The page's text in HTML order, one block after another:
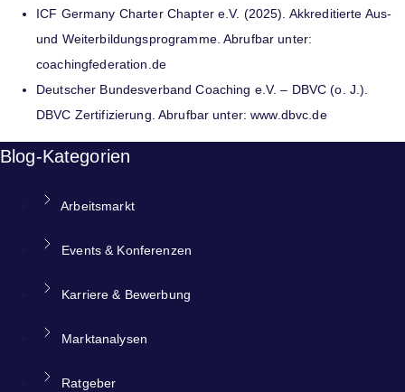
ICF Germany Charter Chapter e.V. (2025). Akkreditierte Aus-
und Weiterbildungsprogramme. Abrufbar unter:
coachingfederation.de
Deutscher Bundesverband Coaching e.V. – DBVC (o. J.).
DBVC Zertifizierung. Abrufbar unter: www.dbvc.de
Blog-Kategorien
Arbeitsmarkt
Events & Konferenzen
Karriere & Bewerbung
Marktanalysen
Ratgeber